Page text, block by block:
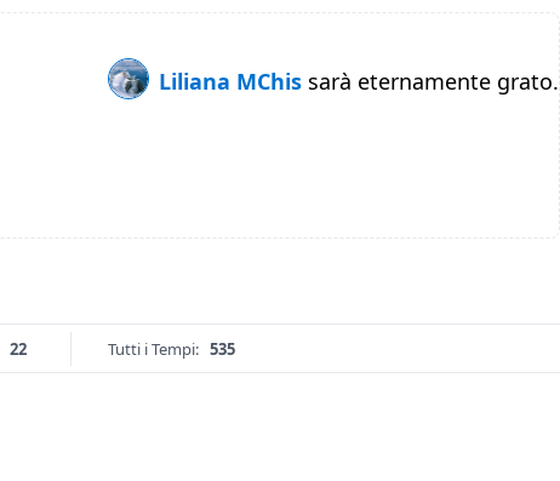
Liliana MChis sarà eternamente grato.
22 Tutti i Tempi: 535